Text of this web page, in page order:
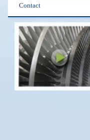
Contact